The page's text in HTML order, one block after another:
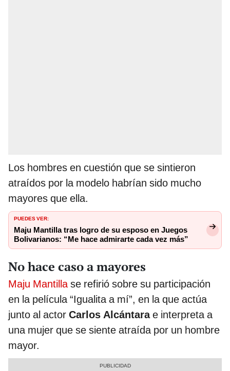
Los hombres en cuestión que se sintieron
atraídos por la modelo habrían sido mucho
mayores que ella.
PUEDES VER:
Maju Mantilla tras logro de su esposo en Juegos
Bolivarianos: “Me hace admirarte cada vez más”
No hace caso a mayores
Maju Mantillase refirió sobre su participación
en la película “Igualita a mí”, en la que actúa
junto al actor Carlos Alcántarae interpreta a
una mujer que se siente atraída por un hombre
mayor.